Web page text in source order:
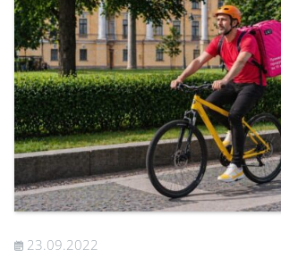
23.09.2022